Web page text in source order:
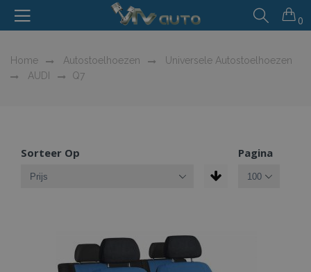
0
Home Autostoelhoezen
Universele Autostoelhoezen
AUDI
Q7
Sorteer Op Pagina